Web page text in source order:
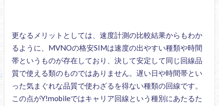
更なるメリットとしては、速度計測の比較結果からもわか
るように、MVNOの格安SIMは速度の出やすい種類や時間
帯というものが存在しており、決して安定して同じ回線品
質で使える類のものではありません。遅い日や時間帯とい
った気まぐれな品質で使わざるを得ない種類の回線です。
この点がY!mobileではキャリア回線という種別にあたるた